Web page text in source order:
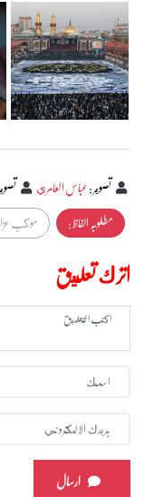
تصوير:عباس العامري
مطلوبہ الفاظ :
موكب
اترك تعليق
ارسال